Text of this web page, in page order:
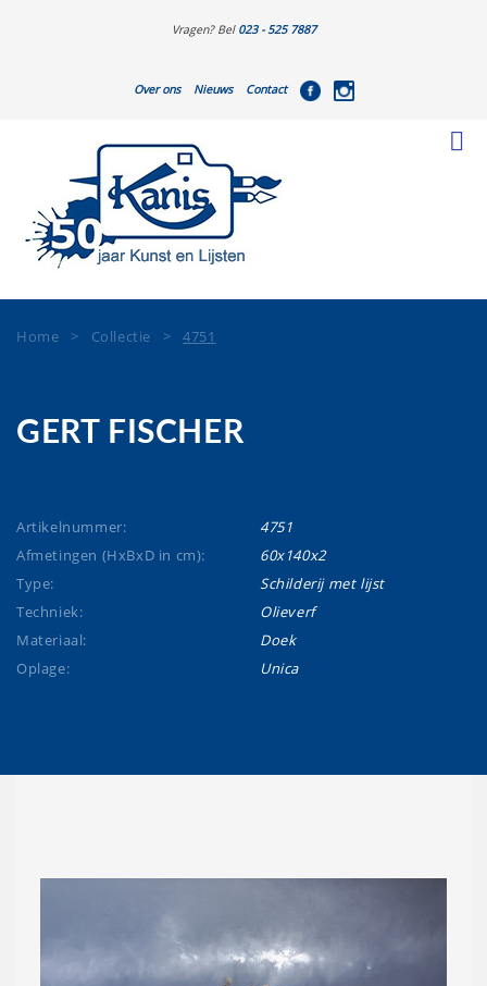
Vragen? Bel 023 - 525 7887
Over ons Nieuws Contact
Home > Collectie >4751
GERT FISCHER
Artikelnummer:
4751
Afmetingen (HxBxD in cm):
60x140x2
Type:
Schilderij met lijst
Techniek:
Olieverf
Materiaal:
Doek
Oplage:
Unica